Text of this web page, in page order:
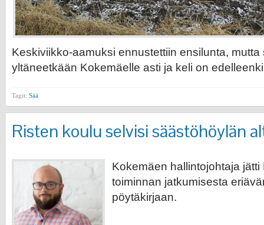
Keskiviikko-aamuksi ennustettiin ensilunta,
yltäneetkään Kokemäelle asti ja keli on
Tagit: Sää
Risten koulu selvisi säästöhöylän
Kokemäen hallintojohtaja
toiminnan jatkumisesta
pöytäkirjaan.